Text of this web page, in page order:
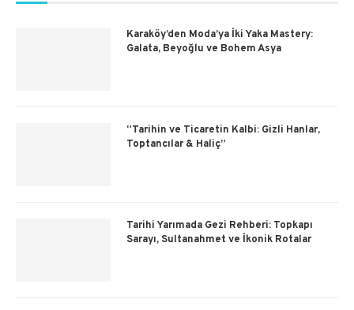
Karaköy’den Moda’ya İki Yaka Mastery:
Galata, Beyoğlu ve Bohem Asya
“Tarihin ve Ticaretin Kalbi: Gizli Hanlar,
Toptancılar & Haliç”
Tarihi Yarımada Gezi Rehberi: Topkapı
Sarayı, Sultanahmet ve İkonik Rotalar